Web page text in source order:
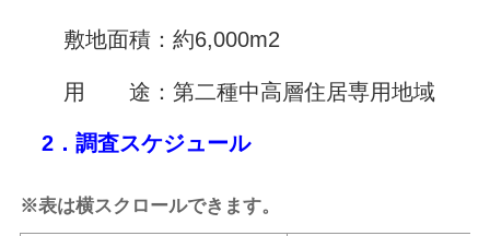
敷地面積：約6,000m2
用 途：第二種中高層住居専用地域
2．調査スケジュール
※表は横スクロールできます。